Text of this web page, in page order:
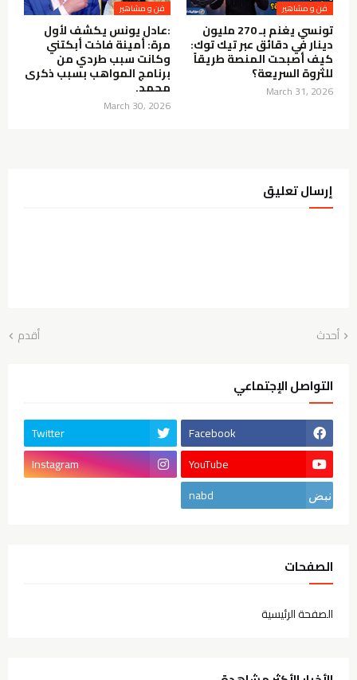
فن و مشاهير
تونسي يغنم بـ 270 مليون
دينار في دقائق عبر تيك توك:
كيف أصبحت المنصة طريقاً
للثروة السريعة؟
March 31, 2026
فن و مشاهير
:عادل يونس يكشف لأول
مرة: أمينة فاخت أبكتني
وكانت سبب طردي من
برنامج المواهب بسبب ذكرى
محمد.
March 30, 2026
إرسال تعليق
أحدث أقدم
التواصل الإجتماعي
Facebook
Twitter
YouTube
Instagram
nabd
الصفحات
الصفحة الرئيسية